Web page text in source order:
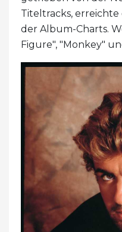
Titeltracks,
der Album-Charts.
Figure", "Monkey"